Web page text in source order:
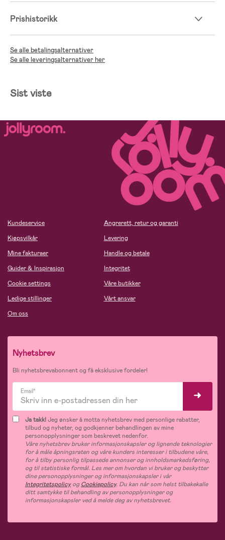
Prishistorikk
Se alle betalingsalternativer
Se alle leveringsalternativer her
Sist viste
Kundeservice
Kjøpsvilkår
Mine fakturaer
Guider & Inspirasjon
Cookie settings
Ledige stillinger
Om oss
Angrerett, retur og garanti
Levering
Handle og betale
Integritet
Våre butikker
Vårt ansvar
Nyhetsbrev
Bli nyhetsbrevabonnent og få eksklusive fordeler!
Email*
Ja takk!Jeg ønsker å motta nyhetsbrev med personlige rabatter,
tilbud og nyheter, og godkjenner behandlingen av mine
personopplysninger som beskrevet nedenfor.
Våre nyhetsbrev bruker informasjonskapsler og lignende teknologier
for å måle åpningsraten og våre kunders interesser i tilbudene våre,
for å tilby personlig tilpassede annonser og innholdsmarkedsføring,
og til statistiske formål. Les mer om hvordan vi bruker og beskytter
dine personopplysninger og informasjonskapsler i vår
IntegritetspolicyogCookiepolicy. Du kan når som helst tilbakekalle
ditt samtykke til behandling av personopplysninger og
informasjonskapsler ved å melde deg av nyhetsbrevet.